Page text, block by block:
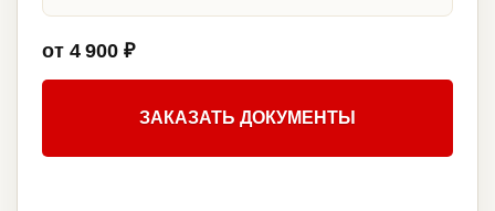
от 4 900 ₽
ЗАКАЗАТЬ ДОКУМЕНТЫ